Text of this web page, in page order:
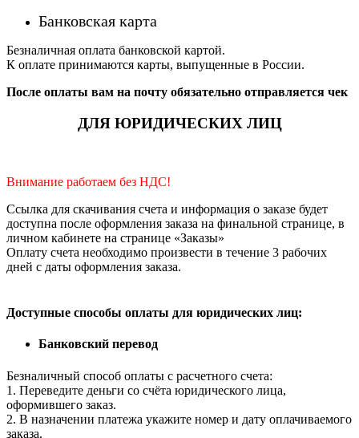
Банковская карта
Безналичная оплата банковской картой.
К оплате принимаются карты, выпущенные в России.
После оплаты вам на почту обязательно отправляется чек
ДЛЯ ЮРИДИЧЕСКИХ ЛИЦ
Внимание работаем без НДС!
Ссылка для скачивания счета и информация о заказе будет
доступна после оформления заказа на финальной странице, в
личном кабинете на странице «Заказы»
Оплату счета необходимо произвести в течение 3 рабочих
дней с даты оформления заказа.
Доступные способы оплаты для юридических лиц:
Банковский перевод
Безналичный способ оплаты с расчетного счета:
1. Переведите деньги со счёта юридического лица,
оформившего заказ.
2. В назначении платежа укажите номер и дату оплачиваемого
заказа.